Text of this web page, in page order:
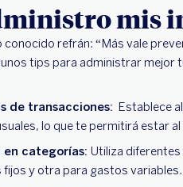
mis
conocido refrán: “Más vale
tips para administrar mejor
de transacciones: Establece
lo que te permitirá estar
categorías: Utiliza
y otra para gastos variables.